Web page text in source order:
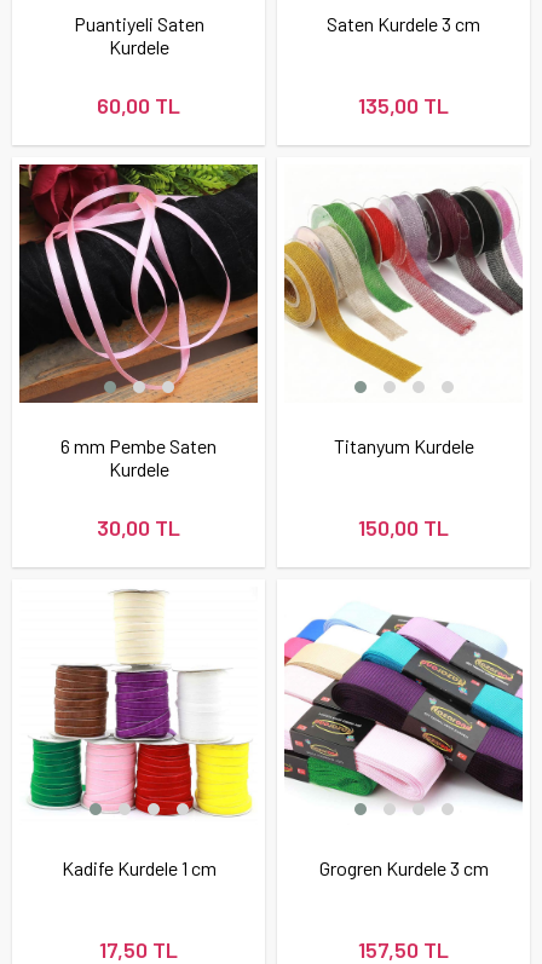
Puantiyeli Saten
Kurdele
60,00 TL
Saten Kurdele 3 cm
135,00 TL
6 mm Pembe Saten
Kurdele
30,00 TL
Titanyum Kurdele
150,00 TL
Kadife Kurdele 1 cm
17,50 TL
Grogren Kurdele 3 cm
157,50 TL